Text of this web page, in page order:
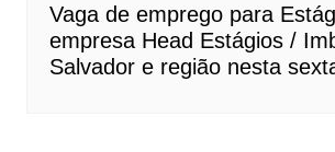
Vaga de emprego para
empresa Head Estágios /
Salvador e região nesta